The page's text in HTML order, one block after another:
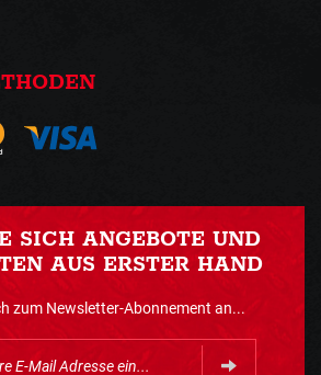
SICH ANGEBOTE UND
AUS ERSTER HAND
zum Newsletter-Abonnement an...